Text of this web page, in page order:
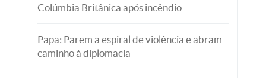
Colúmbia Britânica após incêndio
Papa: Parem a espiral de violência e abram
caminho à diplomacia